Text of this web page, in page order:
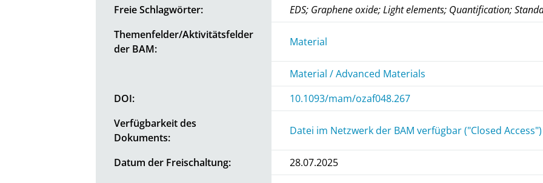
Freie Schlagwörter:
EDS; Graphene oxide; Light elements; Quantification;
Themenfelder/Aktivitätsfelder
der BAM:
Material
Material / Advanced Materials
DOI:
10.1093/mam/ozaf048.267
Verfügbarkeit des
Dokuments:
Datei im Netzwerk der BAM verfügbar ("Closed Access")
Datum der Freischaltung:
28.07.2025